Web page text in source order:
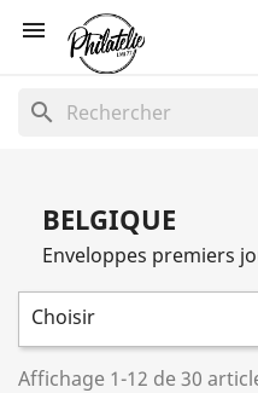

search
BELGIQUE
Enveloppes premiers
Choisir
Affichage 1-12 de 30